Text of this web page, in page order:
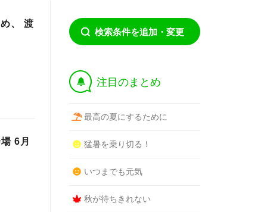
、 渡
6月
検索条件を追加・変更
† 注目のまとめ
最高の夏にするために
猛暑を乗り切る！
いつまでも元気
秋が待ちきれない